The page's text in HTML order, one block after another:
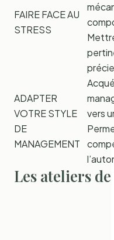
FAIRE FACE AU
STRESS
ADAPTER
VOTRE STYLE
DE
MANAGEMENT
vers
Les ateliers de